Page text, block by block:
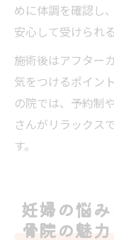
めに体調を確認し
安心して受けられ
施術後はアフター
気をつけるポイン
の院では、予約制
さんがリラックス
す。
妊婦の悩
骨院の魅力